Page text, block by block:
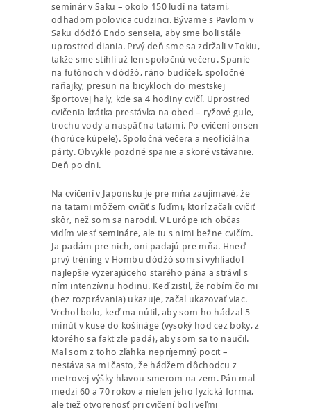
seminár v Saku – okolo 150 ľudí na tatami,
odhadom polovica cudzinci. Bývame s Pavlom v
Saku dódžó Endo senseia, aby sme boli stále
uprostred diania. Prvý deň sme sa zdržali v Tokiu,
takže sme stihli už len spoločnú večeru. Spanie
na futónoch v dódžó, ráno budíček, spoločné
raňajky, presun na bicykloch do mestskej
športovej haly, kde sa 4 hodiny cvičí. Uprostred
cvičenia krátka prestávka na obed – ryžové gule,
trochu vody a naspäť na tatami. Po cvičení onsen
(horúce kúpele). Spoločná večera a neoficiálna
párty. Obvykle pozdné spanie a skoré vstávanie.
Deň po dni.
Na cvičení v Japonsku je pre mňa zaujímavé, že
na tatami môžem cvičiť s ľuďmi, ktorí začali cvičiť
skôr, než som sa narodil. V Európe ich občas
vidím viesť semináre, ale tu s nimi bežne cvičím.
Ja padám pre nich, oni padajú pre mňa. Hneď
prvý tréning v Hombu dódžó som si vyhliadol
najlepšie vyzerajúceho starého pána a strávil s
ním intenzívnu hodinu. Keď zistil, že robím čo mi
(bez rozprávania) ukazuje, začal ukazovať viac.
Vrchol bolo, keď ma nútil, aby som ho hádzal 5
minút v kuse do košináge (vysoký hod cez boky, z
ktorého sa fakt zle padá), aby som sa to naučil.
Mal som z toho zľahka nepríjemný pocit –
nestáva sa mi často, že hádžem dôchodcu z
metrovej výšky hlavou smerom na zem. Pán mal
medzi 60 a 70 rokov a nielen jeho fyzická forma,
ale tiež otvorenosť pri cvičení boli veľmi